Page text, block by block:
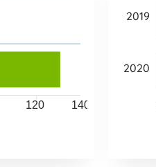
140
120
2019
2020